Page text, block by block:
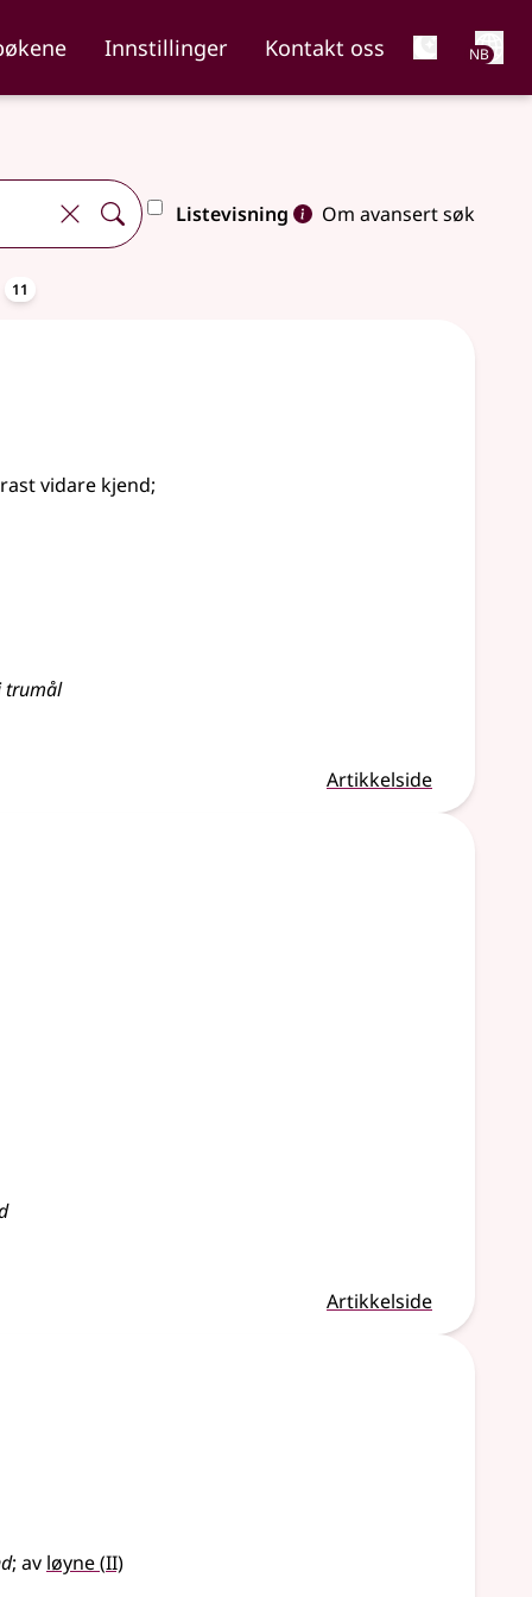
Innstillinger Kontakt oss NB
Listevisning
Om avansert søk
11 oppslagsord
vidare kjend;
trumål
Artikkelside
Artikkelside
; av løyne(2
II)